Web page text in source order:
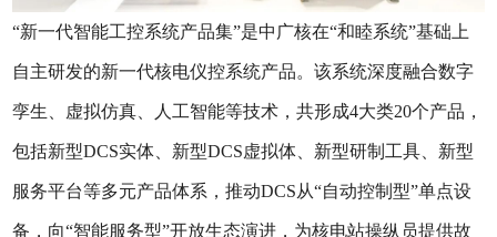
“新一代智能工控系统产品集”是中广核在“和睦系统”基础上
自主研发的新一代核电仪控系统产品。该系统深度融合数字
孪生、虚拟仿真、人工智能等技术，共形成4大类20个产品，
包括新型DCS实体、新型DCS虚拟体、新型研制工具、新型
服务平台等多元产品体系，推动DCS从“自动控制型”单点设
备，向“智能服务型”开放生态演进，为核电站操纵员提供故